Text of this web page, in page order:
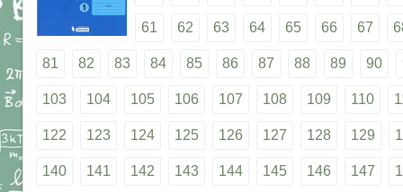
61 62 63 64 65 66 67
81 82 83 84 85 86 87 88 89 90
103 104 105 106 107 108 109 110
122 123 124 125 126 127 128 129
140 141 142 143 144 145 146 147